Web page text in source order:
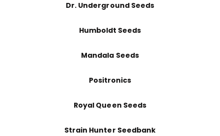
Dr. Underground Seeds
Humboldt Seeds
Mandala Seeds
Positronics
Royal Queen Seeds
Strain Hunter Seedbank